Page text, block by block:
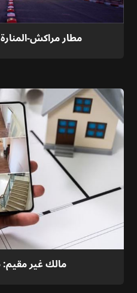
مطار مراكش-المنارة 2026: 600 وصول أسبوعيًا
مالك غير مقيم: 5 نصائح لإدارة عقار عن بُعد